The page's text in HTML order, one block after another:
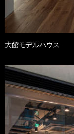
大館モデルハウス